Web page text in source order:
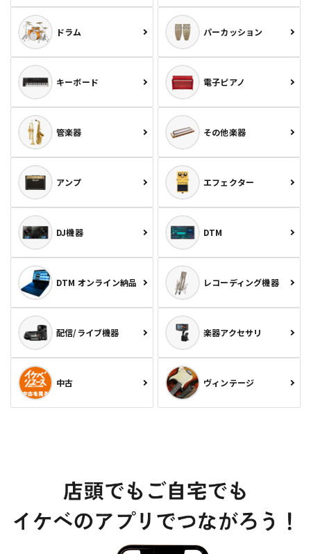
ドラム パーカッション
キーボード 電子ピアノ
管楽器 その他楽器
アンプ エフェクター
DJ機器 DTM
DTM オンライン納品 レコーディング機器
配信/ライブ機器 楽器アクセサリ
中古 ヴィンテージ